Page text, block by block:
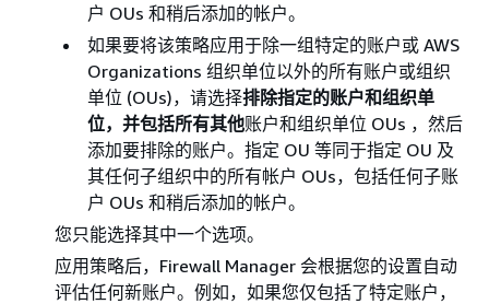
户 OUs 和稍后添加的帐户。
如果要将该策略应用于除一组特定的账户或 AWS
Organizations 组织单位以外的所有账户或组织
单位 (OUs)，请选择排除指定的账户和组织单
位，并包括所有其他账户和组织单位 OUs ，然后
添加要排除的账户。指定 OU 等同于指定 OU 及
其任何子组织中的所有帐户 OUs，包括任何子账
户 OUs 和稍后添加的帐户。
您只能选择其中一个选项。
应用策略后，Firewall Manager 会根据您的设置自动
评估任何新账户。例如，如果您仅包括了特定账户，